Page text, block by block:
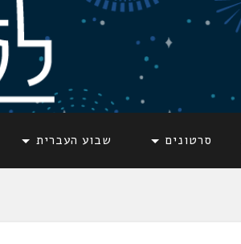
סרטונים שבוע העברית